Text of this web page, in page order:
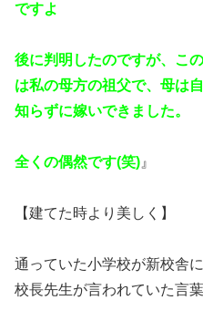
ですよ
後に判明したのですが、こ
は私の母方の祖父で、母は
知らずに嫁いできました。
全くの偶然です(笑) 』
【建てた時より美しく】
通っていた小学校が新校舎
校長先生が言われていた言